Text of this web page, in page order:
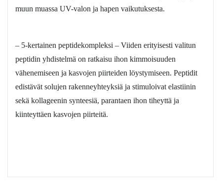
muun muassa UV-valon ja hapen vaikutuksesta.
– 5-kertainen peptidekompleksi – Viiden erityisesti valitun
peptidin yhdistelmä on ratkaisu ihon kimmoisuuden
vähenemiseen ja kasvojen piirteiden löystymiseen. Peptidit
edistävät solujen rakenneyhteyksiä ja stimuloivat elastiinin
sekä kollageenin synteesiä, parantaen ihon tiheyttä ja
kiinteyttäen kasvojen piirteitä.